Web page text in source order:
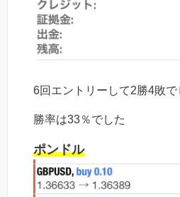
6回エントリーして2勝4敗で
勝率は33％でした
ポンドル